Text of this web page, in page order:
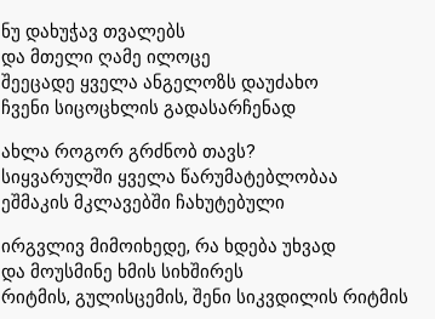
ნუ დახუჭავ თვალებს
და მთელი ღამე ილოცე
შეეცადე ყველა ანგელოზს დაუძახო
ჩვენი სიცოცხლის გადასარჩენად
ახლა როგორ გრძნობ თავს?
სიყვარულში ყველა წარუმატებლობაა
ეშმაკის მკლავებში ჩახუტებული
ირგვლივ მიმოიხედე, რა ხდება უხვად
და მოუსმინე ხმის სიხშირეს
რიტმის, გულისცემის, შენი სიკვდილის რიტმის